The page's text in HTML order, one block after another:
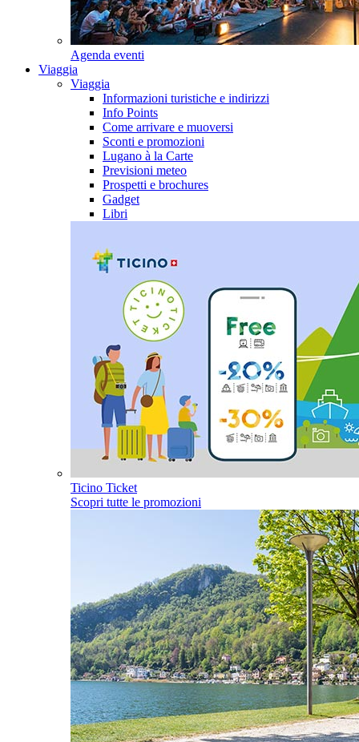
Agenda eventi
Viaggia
Viaggia
Informazioni turistiche e indirizzi
Info Points
Come arrivare e muoversi
Sconti e promozioni
Lugano à la Carte
Previsioni meteo
Prospetti e brochures
Gadget
Libri
Ticino Ticket
Scopri tutte le promozioni